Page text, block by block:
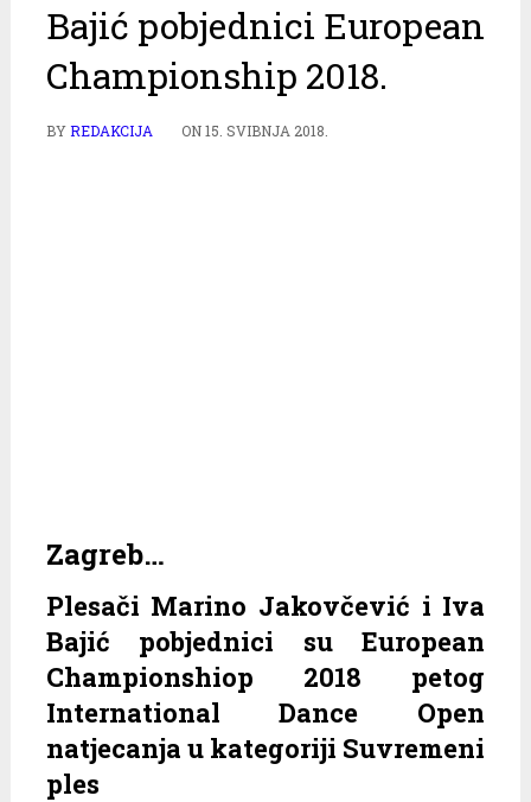
Bajić pobjednici European
Championship 2018.
BYREDAKCIJA ON15. SVIBNJA 2018.
Zagreb…
Plesači Marino Jakovčević i Iva
Bajić pobjednici su European
Championshiop 2018 petog
International Dance Open
natjecanja u kategoriji Suvremeni
ples